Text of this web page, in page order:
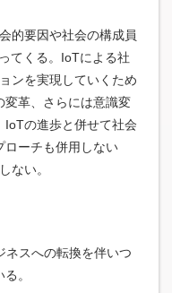
的要因や社会の構成員
てくる。IoTによる社
ンを実現していくため
変革、さらには意識変
IoTの進歩と併せて社会
ローチも併用しない
ない。
ネスへの転換を伴いつ
。